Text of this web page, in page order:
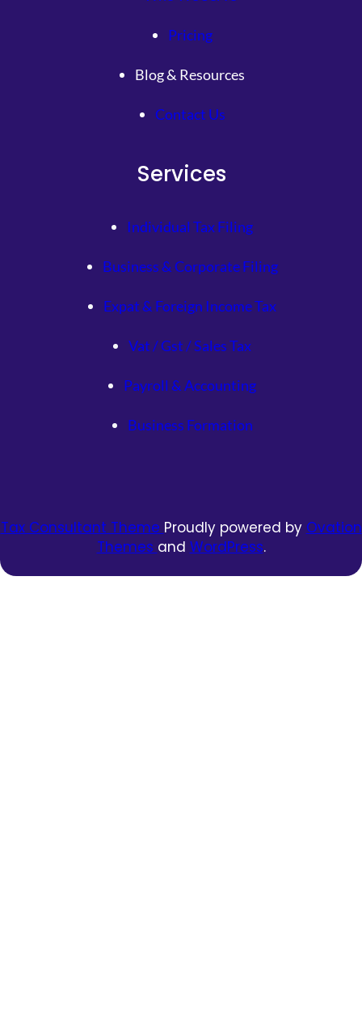
Pricing
Blog & Resources
Contact Us
Services
Individual Tax Filing
Business & Corporate Filing
Expat & Foreign Income Tax
Vat / Gst / Sales Tax
Payroll & Accounting
Business Formation
Tax Consultant Theme Proudly powered by Ovation
Themes and WordPress.